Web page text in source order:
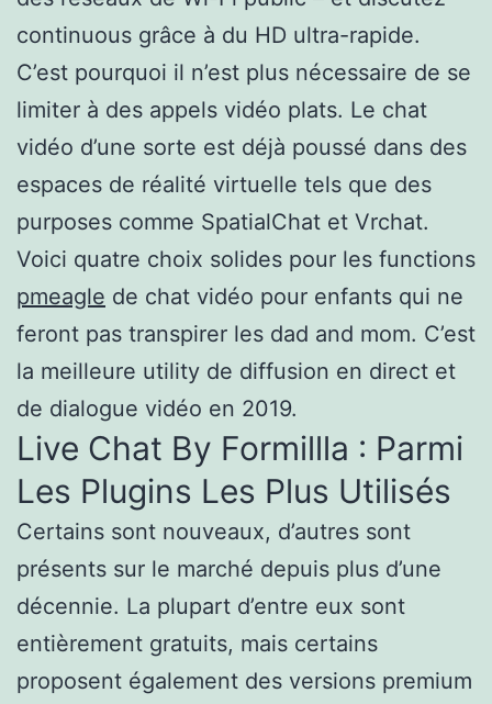
continuous grâce à du HD ultra-rapide.
C’est pourquoi il n’est plus nécessaire de se
limiter à des appels vidéo plats. Le chat
vidéo d’une sorte est déjà poussé dans des
espaces de réalité virtuelle tels que des
purposes comme SpatialChat et Vrchat.
Voici quatre choix solides pour les functions
pmeagle de chat vidéo pour enfants qui ne
feront pas transpirer les dad and mom. C’est
la meilleure utility de diffusion en direct et
de dialogue vidéo en 2019.
Live Chat By Formillla : Parmi
Les Plugins Les Plus Utilisés
Certains sont nouveaux, d’autres sont
présents sur le marché depuis plus d’une
décennie. La plupart d’entre eux sont
entièrement gratuits, mais certains
proposent également des versions premium